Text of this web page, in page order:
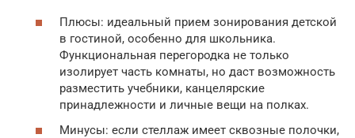
Плюсы: идеальный прием зонирования детской
в гостиной, особенно для школьника.
Функциональная перегородка не только
изолирует часть комнаты, но даст возможность
разместить учебники, канцелярские
принадлежности и личные вещи на полках.
Минусы: если стеллаж имеет сквозные полочки,